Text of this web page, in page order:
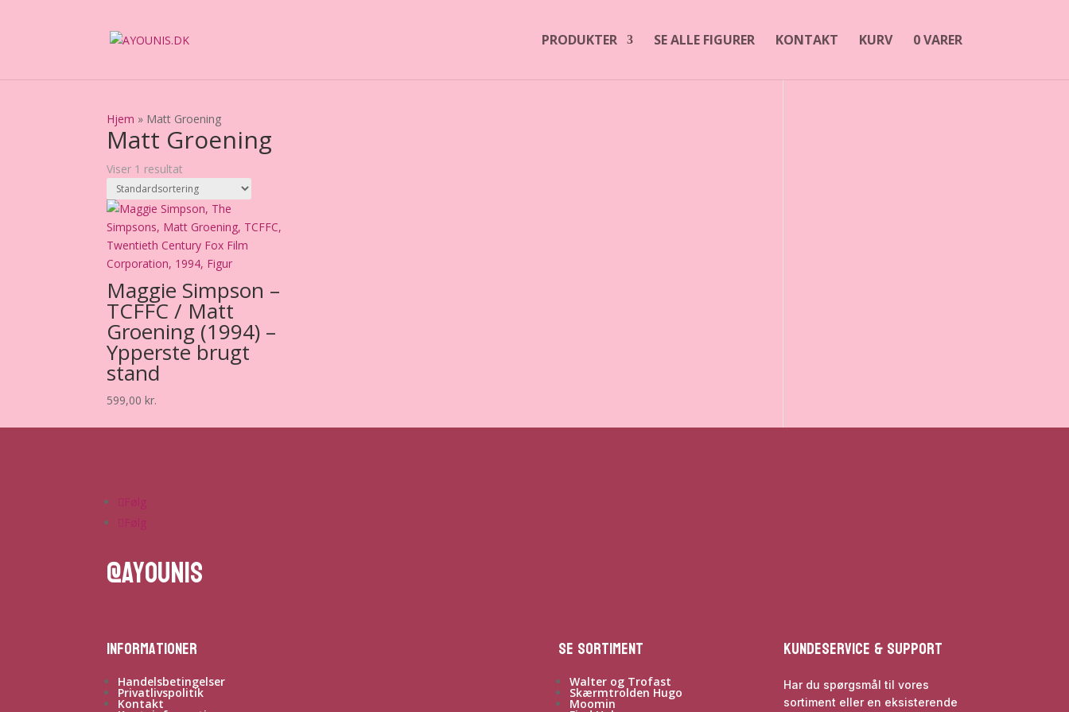
PRODUKTER SE ALLE FIGURER KONTAKT KURV 0 VARER
Hjem » Matt Groening
Matt Groening
Viser 1 resultat
Maggie Simpson –
TCFFC / Matt
Groening (1994) –
Ypperste brugt
stand
599,00kr.
Følg
Følg
@ayounis
Informationer
Handelsbetingelser
Privatlivspolitik
Kontakt
Se sortiment
Walter og Trofast
Skærmtrolden Hugo
Moomin
Kundeservice & Support
Har du spørgsmål til vores
sortiment eller en eksisterende